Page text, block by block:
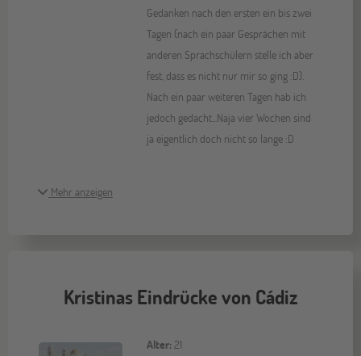
Gedanken nach den ersten ein bis zwei
Tagen (nach ein paar Gesprächen mit
anderen Sprachschülern stelle ich aber
fest, dass es nicht nur mir so ging :D).
Nach ein paar weiteren Tagen hab ich
jedoch gedacht...Naja vier Wochen sind
ja eigentlich doch nicht so lange :D
Mehr anzeigen
Kristinas Eindrücke von Cádiz
Alter: 21